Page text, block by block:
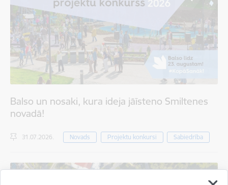
Balso un nosaki, kura ideja jāīsteno Smiltenes
novadā!
31.07.2026. Novads Projektu konkursi Sabiedrība